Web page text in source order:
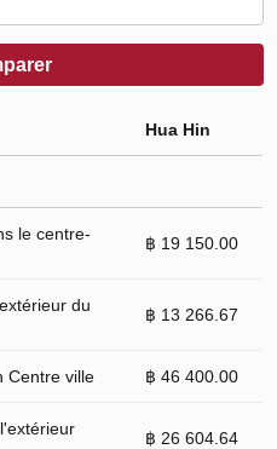
Hua Hin
le centre-
฿ 19 150.00
du
฿ 13 266.67
Centre ville ฿ 46 400.00
฿ 26 604.64